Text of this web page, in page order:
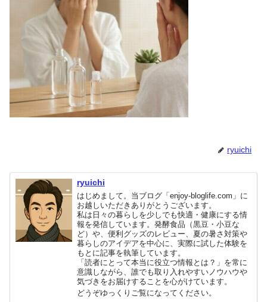
ryuichi
ryuichi
はじめまして。当ブログ「enjoy-bloglife.com」に
お越しいただきありがとうございます。
私は日々の暮らしを少しでも快適・健康にする情
報を発信しています。発酵食品（黒豆・小豆な
ど）や、便利グッズのレビュー、夏の暑さ対策や
暮らしのアイデアを中心に、実際に試した体験を
もとに記事を執筆しています。
「読者にとって本当に役立つ情報とは？」を常に
意識しながら、誰でも取り入れやすいノウハウや
気づきをお届けすることを心がけています。
どうぞゆっくりご覧になってください。